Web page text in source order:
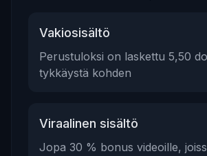
Vakiosisältö
Perustuloksi on laskettu 5,50
tykkäystä kohden
Viraalinen sisältö
Jopa 30 % bonus videoille,